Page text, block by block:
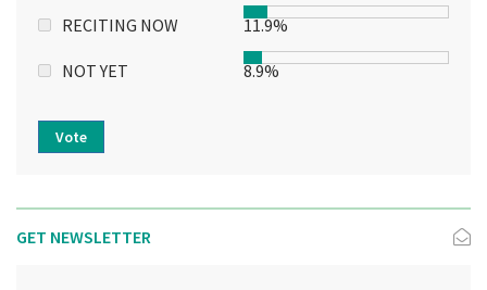
RECITING NOW 11.9%
NOT YET 8.9%
Vote
GET NEWSLETTER